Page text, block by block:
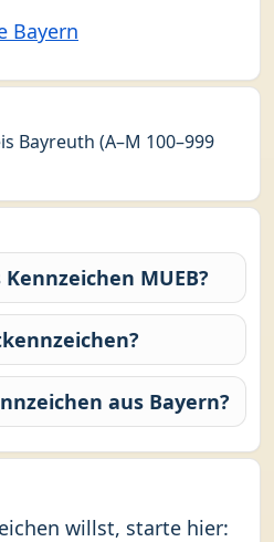
Bayern
Bayreuth (A–M 100–999
MUEB?
aus Bayern?
willst, starte hier: